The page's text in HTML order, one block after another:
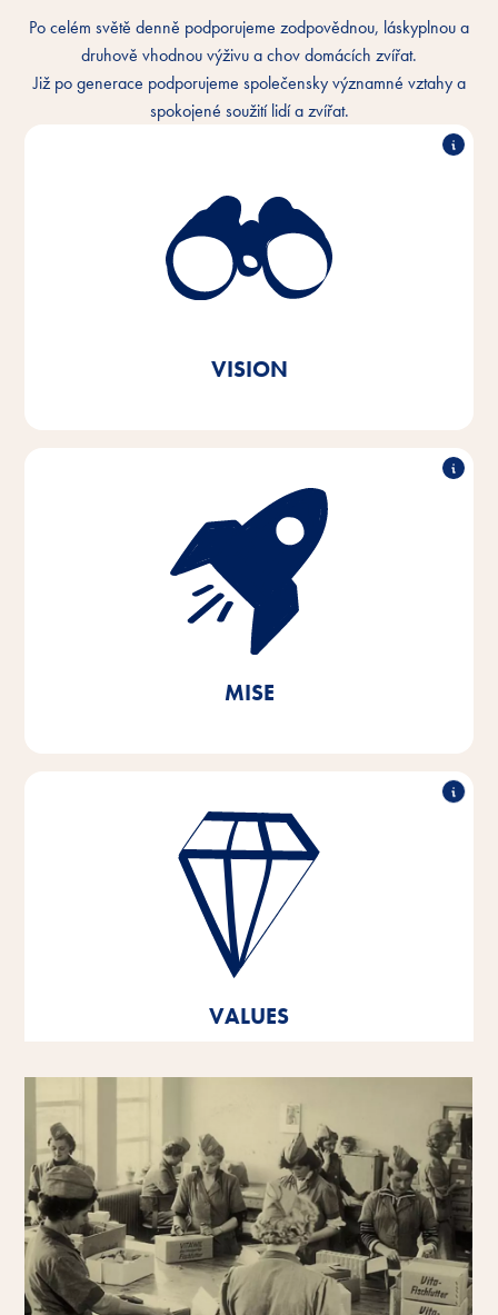
Po celém světě denně podporujeme zodpovědnou, láskyplnou a
druhově vhodnou výživu a chov domácích zvířat.
Již po generace podporujeme společensky významné vztahy a
spokojené soužití lidí a zvířat.
VISION
Chápeme důvěrné pouto mezi lidmi a zvířaty a
chceme toto pouto každý den zlepšovat. V každém
zvířecím domově a všude na světě.
MISE
S nadšením a empatií pro potřeby domácích mazlíčků
a jejich majitelů vyvíjíme, vyrábíme a distribuujeme
inovativní, vysoce kvalitní a na potřeby zaměřené
produkty. Prostřednictvím udržitelných opatření
přispíváme k ochraně životně důležitých přírodních
zdrojů.
VALUES
Vynikající výkonnost, partnerská spolupráce,
inovativní síla a odpovědné jednání - to jsou pilíře, na
kterých jsou založeny hodnoty naší společnosti.
Tyto základní hodnoty jsou základem a orientací pro
naše myšlení a jednání a pomáhají nám rozvíjet se a
růst - jako jednotlivým osobnostem i jako společnosti.